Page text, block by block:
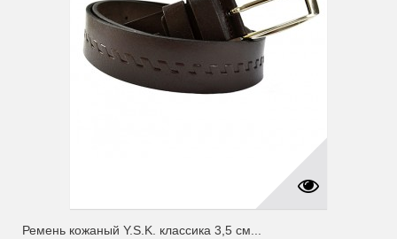
Ремень кожаный Y.S.K. классика 3,5 см...